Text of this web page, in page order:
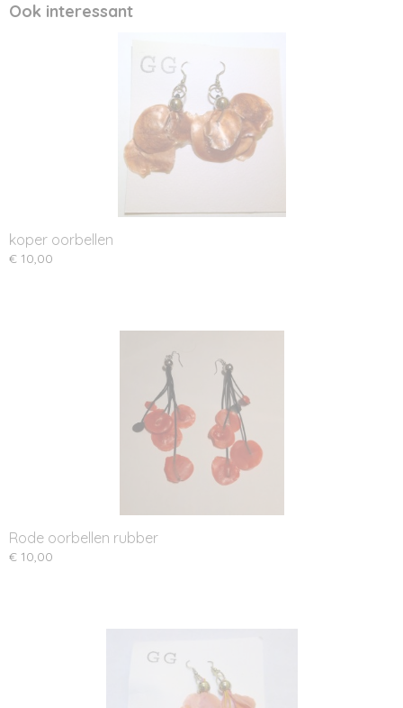
Ook interessant
koper oorbellen
€ 10,00
Rode oorbellen rubber
€ 10,00